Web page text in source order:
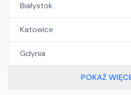
Białystok
Katowice
Gdynia
POKAŻ